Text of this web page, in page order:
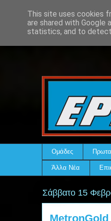
Ομάδες
Άλλα Νέα
Σάββατο 15
This site uses cookies
are shared with Google
statistics, and to detect